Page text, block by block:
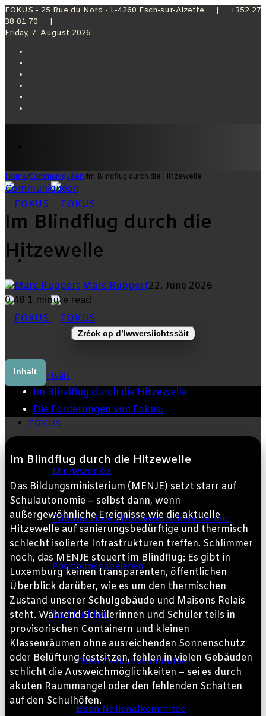
FOKUS - 25 Rue du Nord - L-4260 Esch-sur-Alzette | +352 27
38 01 70 |
Friday, 7. August 2026
Startsäit
FOKUS
Mir iwwer éis
Tribune Libre / Doriwwer schwätze mir
Positiounspabeieren
Eis Struktur
Eisen Exekutivkommitee
Eisen Nationalkommitee
Home/Communiquéen/Im Blindflug durch die Hitzewelle
Communiquéen
Im Blindflug durch die
Hitzewelle
Marc Ruppert22. June 2026
048 1 minute read
Zréck op d’Iwwersiichtssäit
Inhalt
Im Blindflug durch die Hitzewelle
Die Forderungen von Fokus:
Im Blindflug durch die Hitzewelle
Das Bildungsministerium (MENJE) setzt starr auf
Schulautonomie – selbst dann, wenn
außergewöhnliche Ereignisse wie die aktuelle
Hitzewelle auf sanierungsbedürftige und thermisch
schlecht isolierte Infrastrukturen treffen. Schlimmer
noch, das MENJE steuert im Blindflug: Es gibt in
Luxemburg keinen transparenten, öffentlichen
Überblick darüber, wie es um den thermischen
Zustand unserer Schulgebäude und Maisons Relais
steht. Während Schülerinnen und Schüler teils in
provisorischen Containern und kleinen
Klassenräumen ohne ausreichenden Sonnenschutz
oder Belüftung festsitzen, fehlen in vielen Gebäuden
schlicht die Ausweichmöglichkeiten – sei es durch
akuten Raummangel oder den fehlenden Schatten
auf den Schulhöfen.